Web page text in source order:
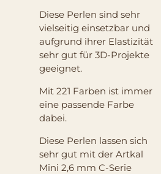
Diese Perlen sind sehr
vielseitig einsetzbar und
aufgrund ihrer Elastizität
sehr gut für 3D-Projekte
geeignet.
Mit 221 Farben ist immer
eine passende Farbe
dabei.
Diese Perlen lassen sich
sehr gut mit der Artkal
Mini 2,6 mm C-Serie